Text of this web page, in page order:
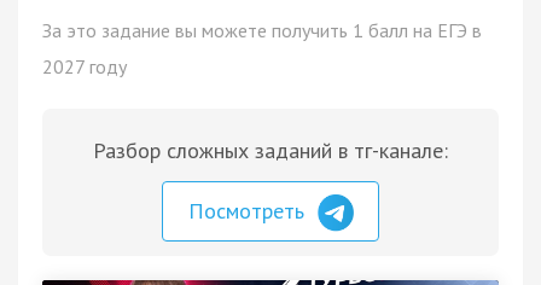
За это задание вы можете получить 1 балл на ЕГЭ в
2027 году
Разбор сложных заданий в тг-канале:
Посмотреть